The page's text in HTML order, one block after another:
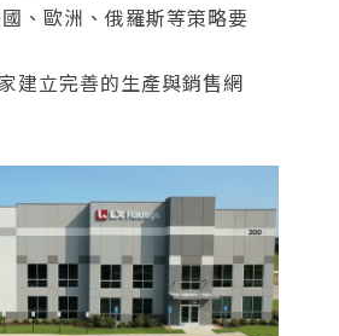
、歐洲、俄羅斯等策略要
建立完善的生產與銷售網